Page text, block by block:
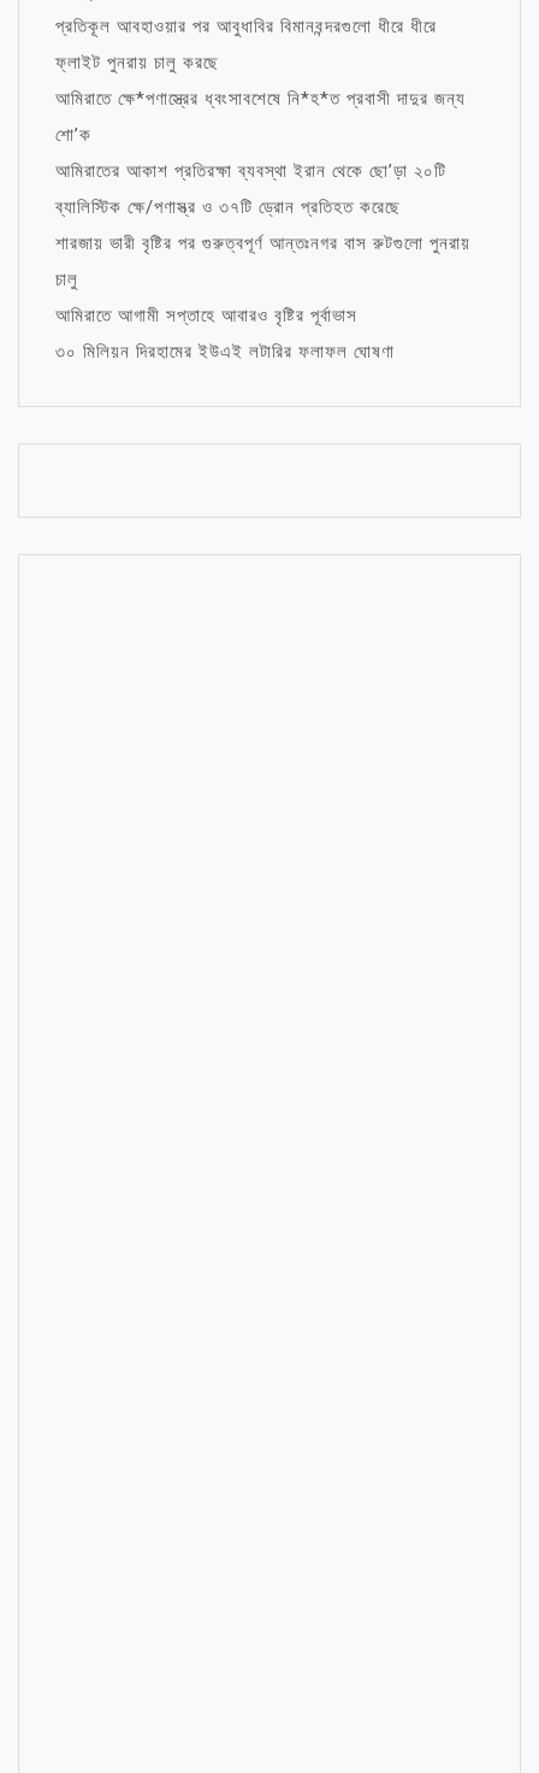
প্রতিকূল আবহাওয়ার পর আবুধাবির বিমানবন্দরগুলো ধীরে ধীরে
ফ্লাইট পুনরায় চালু করছে
আমিরাতে ক্ষে*পণাস্ত্রের ধ্বংসাবশেষে নি*হ*ত প্রবাসী দাদুর জন্য
শো’ক
আমিরাতের আকাশ প্রতিরক্ষা ব্যবস্থা ইরান থেকে ছো’ড়া ২০টি
ব্যালিস্টিক ক্ষে/পণাস্ত্র ও ৩৭টি ড্রোন প্রতিহত করেছে
শারজায় ভারী বৃষ্টির পর গুরুত্বপূর্ণ আন্তঃনগর বাস রুটগুলো পুনরায়
চালু
আমিরাতে আগামী সপ্তাহে আবারও বৃষ্টির পূর্বাভাস
৩০ মিলিয়ন দিরহামের ইউএই লটারির ফলাফল ঘোষণা